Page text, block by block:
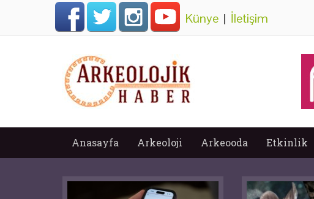
Künye | İletişim
Anasayfa Arkeoloji Arkeooda Etkinlik